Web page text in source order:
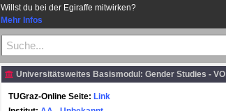
Willst du bei der Egiraffe mitwirken?
Mehr Infos
Universitätsweites Basismodul: Gender Studies - VO
TUGraz-Online Seite: Link